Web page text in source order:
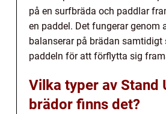
på en surfbräda och paddlar
en paddel. Det fungerar genom
balanserar på brädan samtidigt
paddeln för att förflytta sig
Vilka typer av Stand
brädor finns det?